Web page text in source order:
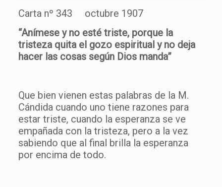
Carta nº 343 octubre 1907
“Anímese y no esté triste, porque la
tristeza quita el gozo espiritual y no deja
hacer las cosas según Dios manda”
Que bien vienen estas palabras de la M.
Cándida cuando uno tiene razones para
estar triste, cuando la esperanza se ve
empañada con la tristeza, pero a la vez
sabiendo que al final brilla la esperanza
por encima de todo.